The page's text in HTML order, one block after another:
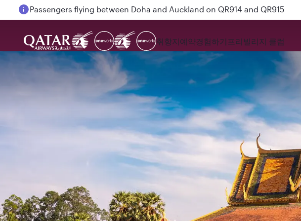
Passengers flying between Doha and Auckland on QR914 and QR915
취항지예약경험하기 프리빌리지 클럽